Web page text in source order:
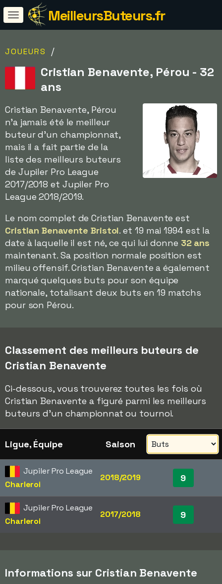
MeilleursButeurs.fr
JOUEURS /
Cristian Benavente, Pérou - 32
ans
Cristian Benavente, Pérou
n'a jamais été le meilleur
buteur d'un championnat,
mais il a fait partie de la
liste des meilleurs buteurs
de Jupiler Pro League
2017/2018 et Jupiler Pro
League 2018/2019.
Le nom complet de Cristian Benavente est
Cristian Benavente Bristol. et 19 mai 1994 est la
date à laquelle il est né, ce qui lui donne 32 ans
maintenant. Sa position normale position est
milieu offensif. Cristian Benavente a également
marqué quelques buts pour son équipe
nationale, totalisant deux buts en 19 matchs
pour son Pérou.
Classement des meilleurs buteurs de
Cristian Benavente
Ci-dessous, vous trouverez toutes les fois où
Cristian Benavente a figuré parmi les meilleurs
buteurs d'un championnat ou tournoi.
Ligue, Équipe Saison
Jupiler Pro League
Charleroi
2018/2019 9
Jupiler Pro League
Charleroi
2017/2018 9
Informations sur Cristian Benavente